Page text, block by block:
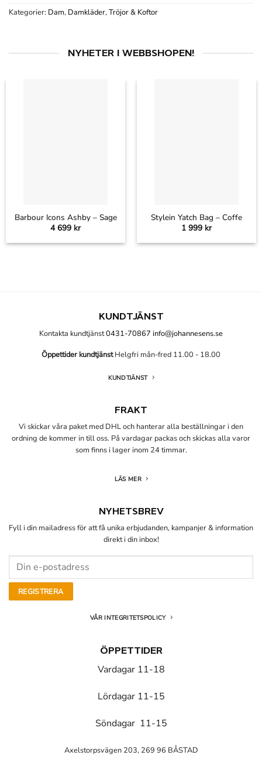
Kategorier: Dam, Damkläder, Tröjor & Koftor
NYHETER I WEBBSHOPEN!
Barbour Icons Ashby – Sage
4 699 kr
Stylein Yatch Bag – Coffe
1 999 kr
KUNDTJÄNST
Kontakta kundtjänst0431-70867 info@johannesens.se
Öppettider kundtjänstHelgfri mån-fred 11.00 - 18.00
KUNDTJÄNST
FRAKT
Vi skickar våra paket med DHL och hanterar alla beställningar i den
ordning de kommer in till oss. På vardagar packas och skickas alla varor
som finns i lager inom 24 timmar.
LÄS MER
NYHETSBREV
Fyll i din mailadress för att få unika erbjudanden, kampanjer & information
direkt i din inbox!
VÅR INTEGRITETSPOLICY
ÖPPETTIDER
Vardagar 11-18
Lördagar 11-15
Söndagar 11-15
Axelstorpsvägen 203, 269 96 BÅSTAD